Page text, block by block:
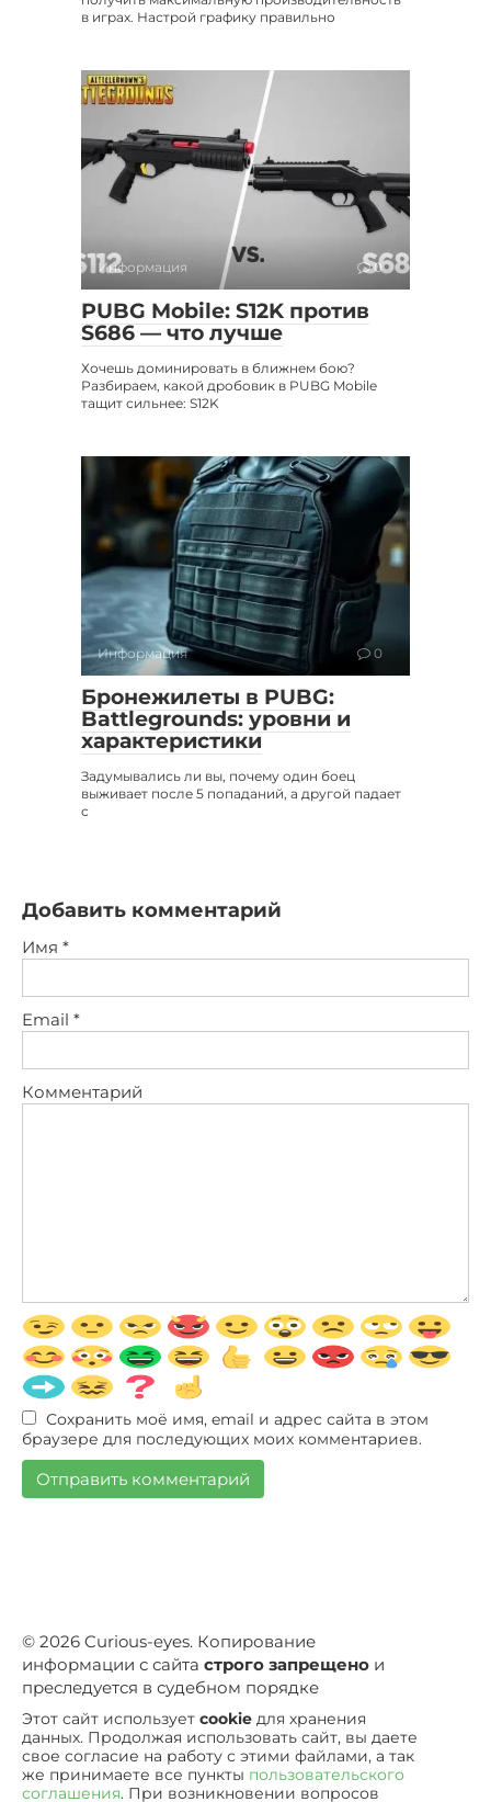
в играх. Настрой графику правильно
Информация 0
PUBG Mobile: S12K против
S686 — что лучше
Хочешь доминировать в ближнем бою?
Разбираем, какой дробовик в PUBG Mobile
тащит сильнее: S12K
Информация 0
Бронежилеты в PUBG:
Battlegrounds: уровни и
характеристики
Задумывались ли вы, почему один боец
выживает после 5 попаданий, а другой падает
с
Добавить комментарий
Имя *
Email *
Комментарий
Сохранить моё имя, email и адрес сайта в этом
браузере для последующих моих комментариев.
© 2026 Curious-eyes. Копирование
информации с сайта строго запрещено и
преследуется в судебном порядке
Этот сайт использует cookie для хранения
данных. Продолжая использовать сайт, вы даете
свое согласие на работу с этими файлами, а так
же принимаете все пункты пользовательского
соглашения. При возникновении вопросов